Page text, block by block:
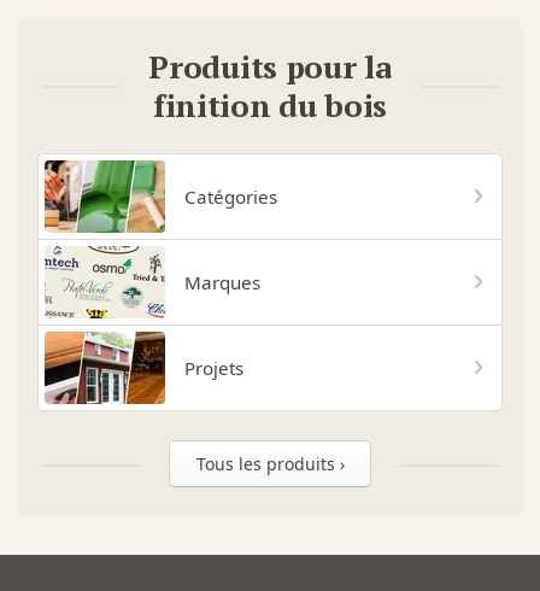
Produits pour la
finition du bois
Catégories
Marques
Projets
Tous les produits ›